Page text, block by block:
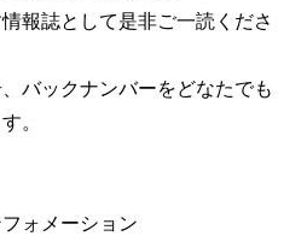
報誌として是非ご一読くださ
バックナンバーをどなたでも
。
ォメーション